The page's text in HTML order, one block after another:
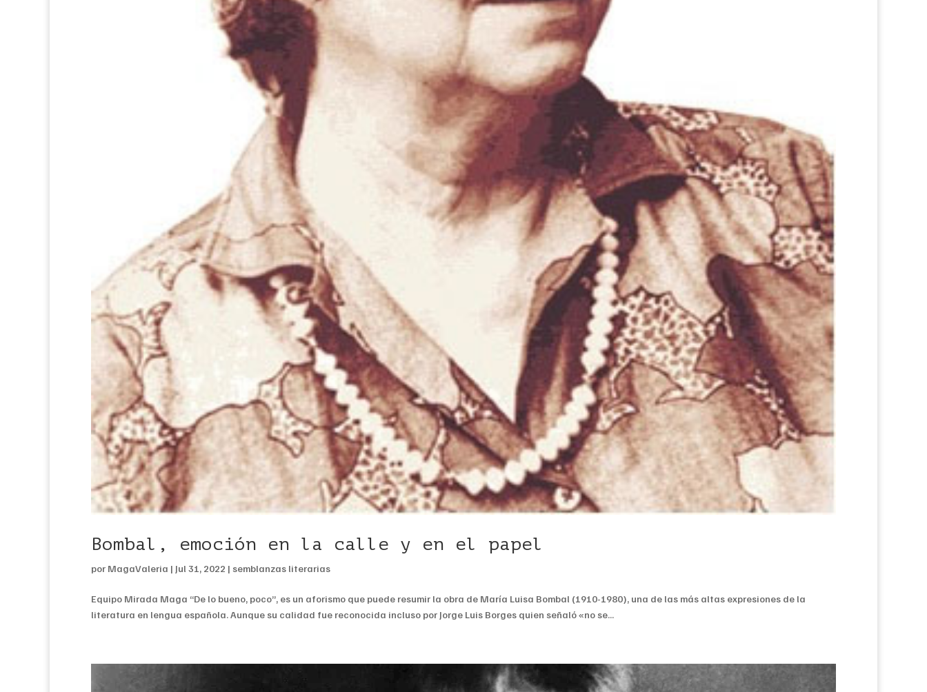
Bombal, emoción en la calle y en el papel
por MagaValeria | Jul 31, 2022 | semblanzas literarias
Equipo Mirada Maga “De lo bueno, poco”, es un aforismo que puede resumir la obra de María Luisa Bombal (1910-1980), una de las más altas expresiones de la
literatura en lengua española. Aunque su calidad fue reconocida incluso por Jorge Luis Borges quien señaló «no se...